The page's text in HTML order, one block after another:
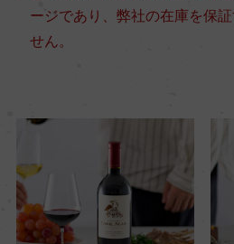
ージであり、弊社の在庫を保
せん。